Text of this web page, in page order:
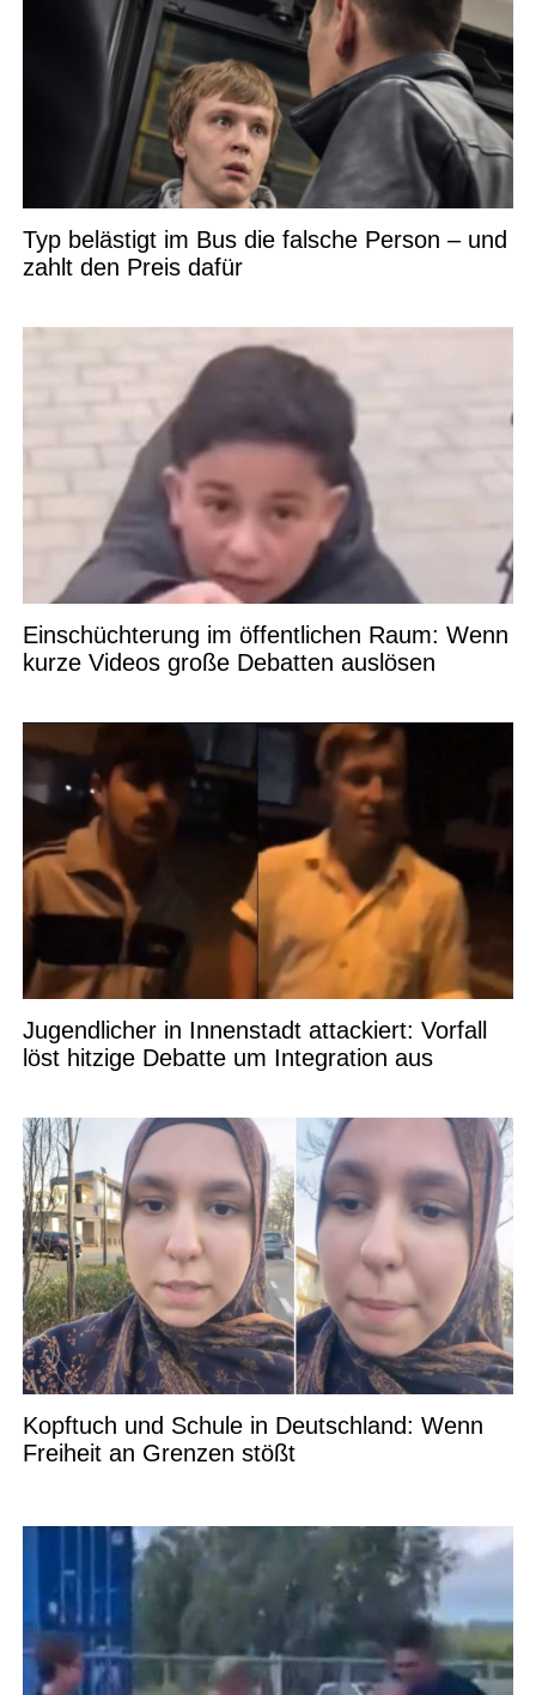
Typ belästigt im Bus die falsche Person – und
zahlt den Preis dafür
Einschüchterung im öffentlichen Raum: Wenn
kurze Videos große Debatten auslösen
Jugendlicher in Innenstadt attackiert: Vorfall
löst hitzige Debatte um Integration aus
Kopftuch und Schule in Deutschland: Wenn
Freiheit an Grenzen stößt